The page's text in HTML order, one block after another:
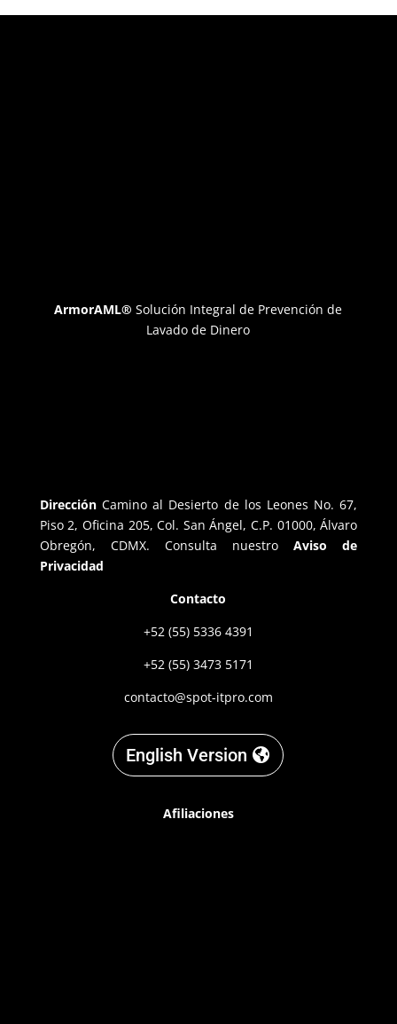
ArmorAML® Solución Integral de Prevención de
Lavado de Dinero
Dirección Camino al Desierto de los Leones No. 67,
Piso 2, Oficina 205, Col. San Ángel, C.P. 01000, Álvaro
Obregón, CDMX. Consulta nuestro
Aviso de
Privacidad
Contacto
+52 (55) 5336 4391
+52 (55) 3473 5171
contacto@spot-itpro.com
English Version
Afiliaciones